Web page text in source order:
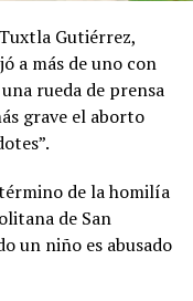
Gutiérrez,
a más de uno con
rueda de prensa
grave el aborto
de la homilía
de San
un niño es abusado